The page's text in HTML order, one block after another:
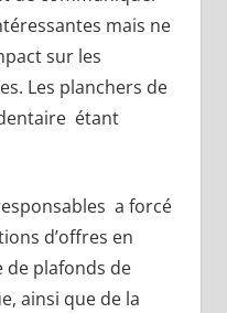
mais ne
sur les
Les planchers de
étant
a forcé
d’offres en
de plafonds de
ainsi que de la